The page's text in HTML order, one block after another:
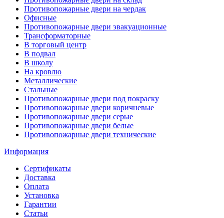
Противопожарные двери на чердак
Офисные
Противопожарные двери эвакуационные
Трансформаторные
В торговый центр
В подвал
В школу
На кровлю
Металлические
Стальные
Противопожарные двери под покраску
Противопожарные двери коричневые
Противопожарные двери серые
Противопожарные двери белые
Противопожарные двери технические
Информация
Сертификаты
Доставка
Оплата
Установка
Гарантии
Статьи